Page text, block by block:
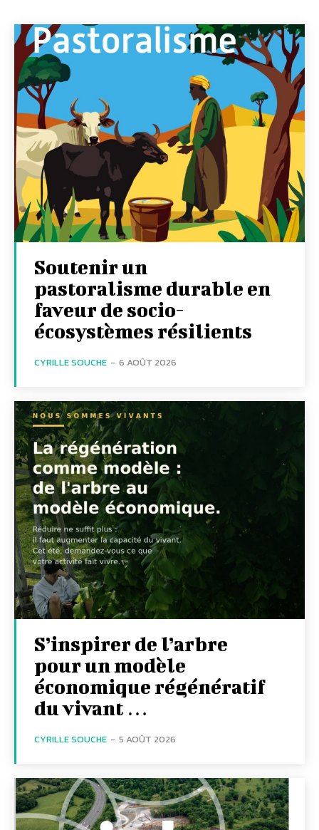
Soutenir un
pastoralisme durable en
faveur de socio-
écosystèmes résilients
CYRILLE SOUCHE - 6 AOÛT 2026
S’inspirer de l’arbre
pour un modèle
économique régénératif
du vivant …
CYRILLE SOUCHE - 5 AOÛT 2026